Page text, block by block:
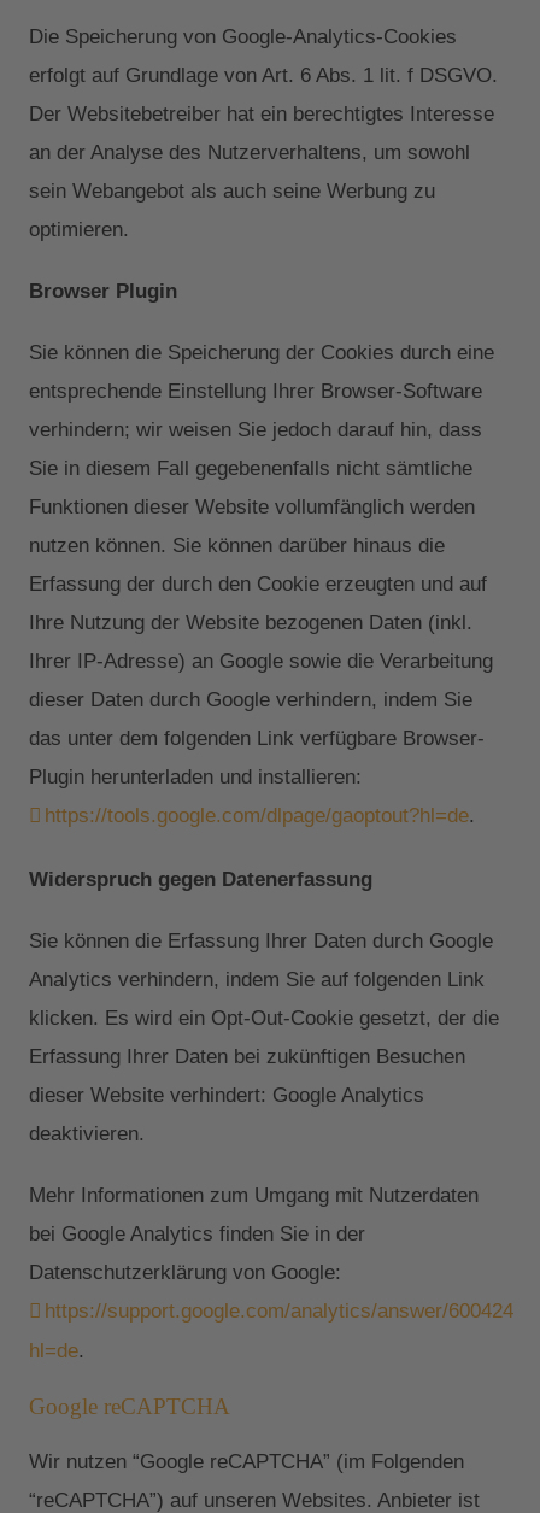
Die Speicherung von Google-Analytics-Cookies
erfolgt auf Grundlage von Art. 6 Abs. 1 lit. f DSGVO.
Der Websitebetreiber hat ein berechtigtes Interesse
an der Analyse des Nutzerverhaltens, um sowohl
sein Webangebot als auch seine Werbung zu
optimieren.
Browser Plugin
Sie können die Speicherung der Cookies durch eine
entsprechende Einstellung Ihrer Browser-Software
verhindern; wir weisen Sie jedoch darauf hin, dass
Sie in diesem Fall gegebenenfalls nicht sämtliche
Funktionen dieser Website vollumfänglich werden
nutzen können. Sie können darüber hinaus die
Erfassung der durch den Cookie erzeugten und auf
Ihre Nutzung der Website bezogenen Daten (inkl.
Ihrer IP-Adresse) an Google sowie die Verarbeitung
dieser Daten durch Google verhindern, indem Sie
das unter dem folgenden Link verfügbare Browser-
Plugin herunterladen und installieren:
https://tools.google.com/dlpage/gaoptout?hl=de.
Widerspruch gegen Datenerfassung
Sie können die Erfassung Ihrer Daten durch Google
Analytics verhindern, indem Sie auf folgenden Link
klicken. Es wird ein Opt-Out-Cookie gesetzt, der die
Erfassung Ihrer Daten bei zukünftigen Besuchen
dieser Website verhindert: Google Analytics
deaktivieren.
Mehr Informationen zum Umgang mit Nutzerdaten
bei Google Analytics finden Sie in der
Datenschutzerklärung von Google:
https://support.google.com/analytics/answer/6004245?
hl=de.
Google reCAPTCHA
Wir nutzen “Google reCAPTCHA” (im Folgenden
“reCAPTCHA”) auf unseren Websites. Anbieter ist